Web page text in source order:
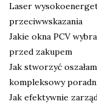
Laser
przeciwwskazania
Jakie okna PCV
przed zakupem
Jak stworzyć
kompleksowy
Jak efektywnie